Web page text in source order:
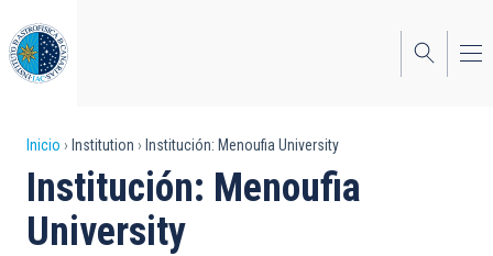
al
contenido
principal
Sobrescribir
enlaces
de
Inicio Institution Institución: Menoufia University
Institución: Menoufia
University